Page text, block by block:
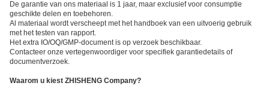
De garantie van ons materiaal is 1 jaar, maar exclusief voor consumptie
geschikte delen en toebehoren.
Al materiaal wordt verscheept met het handboek van een uitvoerig gebruik
met het testen van rapport.
Het extra IO/OQ/GMP-document is op verzoek beschikbaar.
Contacteer onze vertegenwoordiger voor specifiek garantiedetails of
documentverzoek.
Waarom u kiest ZHISHENG Company?